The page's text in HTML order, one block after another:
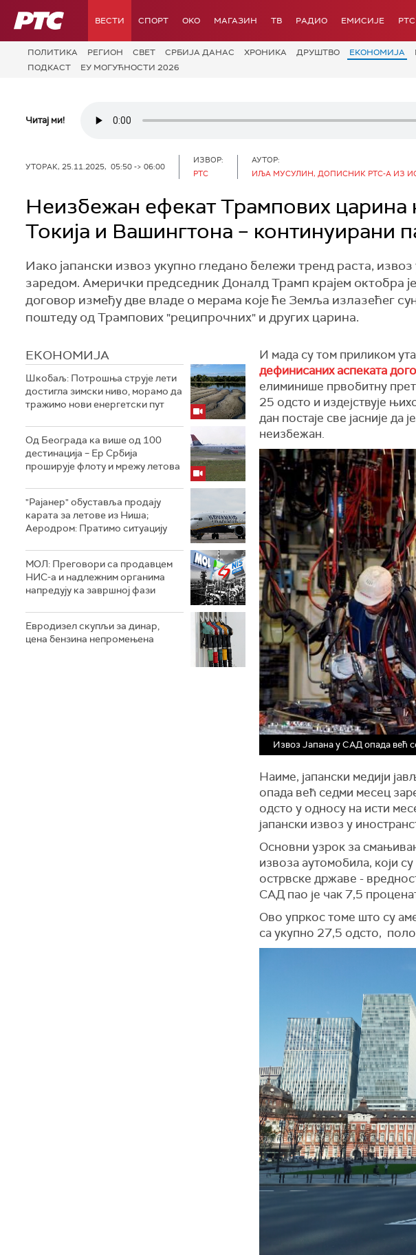
РТС ВЕСТИ СПОРТ OKO МАГАЗИН ТВ РАДИО ЕМИСИЈЕ РТС
ПОЛИТИКА РЕГИОН СВЕТ СРБИЈА ДАНАС ХРОНИКА ДРУШТВО ЕКОНОМИЈА
ПОДКАСТ
ЕУ МОГУЋНОСТИ 2026
Читај ми!
УТОРАК, 25.11.2025, 05:50 -> 06:00
ИЗВОР:
РТС
АУТОР:
ИЉА МУСУЛИН, ДОПИСНИК РТС-А ИЗ
Неизбежан ефекат Трампових царина
Токија и Вашингтона – континуирани
Иако јапански извоз укупно гледано бележи тренд раста,
заредом. Амерички председник Доналд Трамп крајем октобра
договор између две владе о мерама које ће Земља излазећег
поштеду од Трампових "реципрочних" и других царина.
ЕКОНОМИЈА
Шкобаљ: Потрошња струје лети
достигла зимски ниво, морамо да
тражимо нови енергетски пут
Од Београда ка више од 100
дестинација – Ер Србија
проширује флоту и мрежу летова
"Рајанер" обуставља продају
карата за летове из Ниша;
Аеродром: Пратимо ситуацију
МОЛ: Преговори са продавцем
НИС-а и надлежним органима
напредују ка завршној фази
Евродизел скупљи за динар,
цена бензина непромењена
И мада су том приликом
дефинисаних аспеката
елиминише првобитну
25 одсто и издејствује
дан постаје све јасније да
неизбежан.
Извоз Јапана у САД опада већ
Наиме, јапански медији
опада већ седми месец
одсто у односу на исти
јапански извоз у
Основни узрок за
извоза аутомобила, који
острвске државе -
САД пао је чак 7,5
Ово упркос томе што су
са укупно 27,5 одсто,